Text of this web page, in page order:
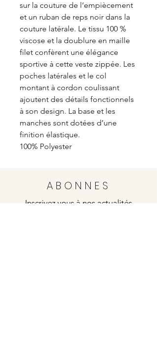
sur la couture de l’empiècement
et un ruban de reps noir dans la
couture latérale. Le tissu 100 %
viscose et la doublure en maille
filet confèrent une élégance
sportive à cette veste zippée. Les
poches latérales et le col
montant à cordon coulissant
ajoutent des détails fonctionnels
à son design. La base et les
manches sont dotées d’une
finition élastique.
100% Polyester
ABONNES
Inscrivez vous à nos actualités